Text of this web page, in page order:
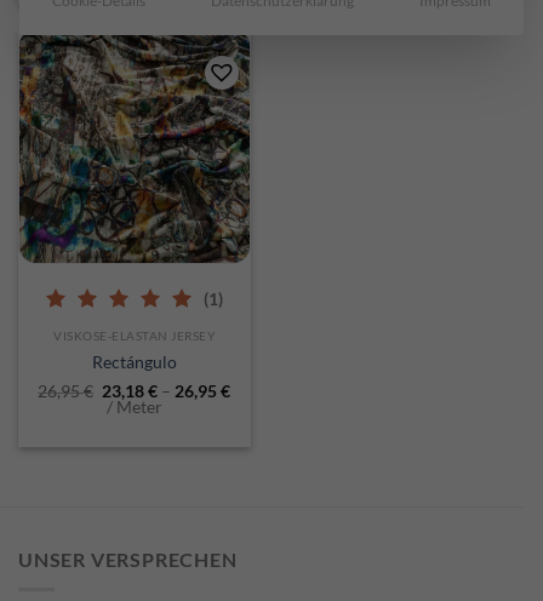
5.00out of 5
(1)
VISKOSE-ELASTAN JERSEY
Rectángulo
26,95€ 23,18€ – 26,95€
/ Meter
UNSER VERSPRECHEN